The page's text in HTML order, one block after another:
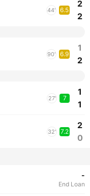
44' 6.5
2
2
90' 6.9
1
2
27' 7
1
1
32' 7.2
2
0
-
End Loan